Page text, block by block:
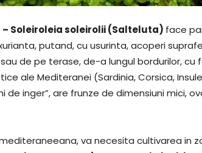
Soleiroleia soleirolii (Salteluta) face
putand, cu usurinta, acoperi
de pe terase, de-a lungul bordurilor, cu
ale Mediteranei (Sardinia, Corsica,
de inger”, are frunze de dimensiuni mici,
va necesita cultivarea in